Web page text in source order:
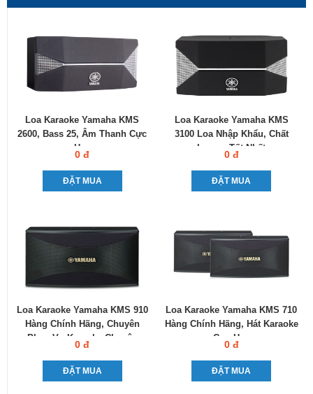
Loa Karaoke Yamaha KMS
2600, Bass 25, Âm Thanh Cực
Hay
0 đ
ĐẶT MUA
Loa Karaoke Yamaha KMS
3100 Loa Nhập Khẩu, Chất
Lượng Tốt Nhất
0 đ
ĐẶT MUA
Loa Karaoke Yamaha KMS 910
Hàng Chính Hãng, Chuyên
Phục Vụ Karaoke Chuyên
Nghiệp
0 đ
ĐẶT MUA
Loa Karaoke Yamaha KMS 710
Hàng Chính Hãng, Hát Karaoke
Cực Hay
0 đ
ĐẶT MUA